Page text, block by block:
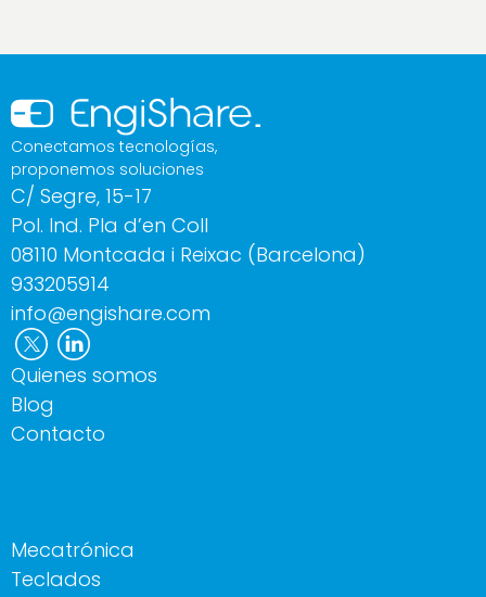
Conectamos tecnologías,
proponemos soluciones
Quienes somos
Blog
Contacto
Mecatrónica
Teclados
C/ Segre, 15-17
Pol. Ind. Pla d’en Coll
08110 Montcada i Reixac (Barcelona)
933205914
info@engishare.com